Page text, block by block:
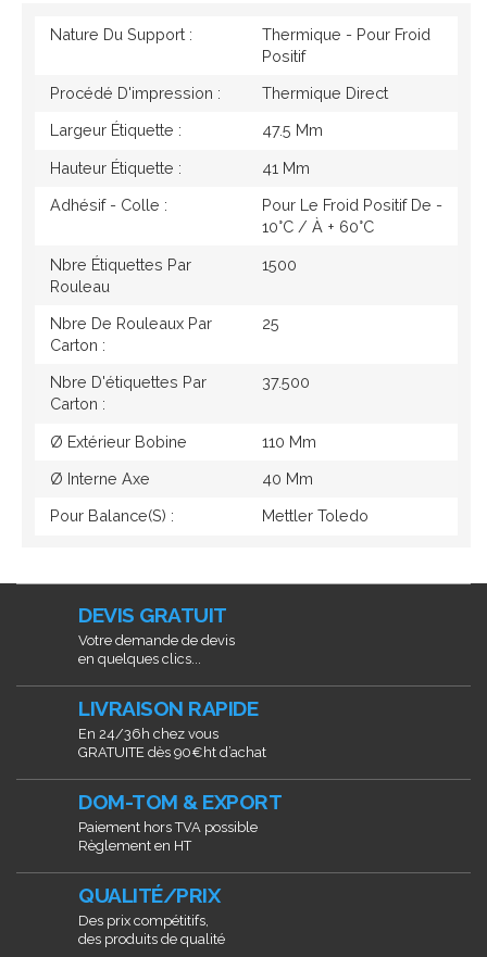
Nature Du Support :
Thermique - Pour Froid
Positif
Procédé D'impression : Thermique Direct
Largeur Étiquette : 47.5 Mm
Hauteur Étiquette : 41 Mm
Adhésif - Colle :
Pour Le Froid Positif De -
10°c / À + 60°c
Nbre Étiquettes Par
Rouleau
1500
Nbre De Rouleaux Par
Carton :
25
Nbre D'étiquettes Par
Carton :
37.500
Ø Extérieur Bobine 110 Mm
Ø Interne Axe 40 Mm
Pour Balance(s) : Mettler Toledo
DEVIS GRATUIT
Votre demande de devis
en quelques clics...
LIVRAISON RAPIDE
En 24/36h chez vous
GRATUITE dès 90€ht d’achat
DOM-TOM & EXPORT
Paiement hors TVA possible
Règlement en HT
QUALITÉ/PRIX
Des prix compétitifs,
des produits de qualité